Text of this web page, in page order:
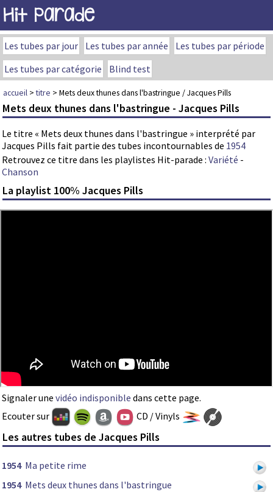
Hit Parade
Les tubes par jour Les tubes par année
Les tubes par période
Les tubes par catégorie
Blind test
accueil >titre > Mets deux thunes dans l'bastringue / Jacques Pills
Mets deux thunes dans l'bastringue - Jacques Pills
Le titre « Mets deux thunes dans l'bastringue » interprété par
Jacques Pills fait partie des tubes incontournables de 1954
Retrouvez ce titre dans les playlistes Hit-parade : Variété -
Chanson
La playlist 100% Jacques Pills
Signaler une vidéo indisponible dans cette page.
Ecouter sur
CD / Vinyls
Les autres tubes de Jacques Pills
1954 Ma petite rime
1954 Mets deux thunes dans l'bastringue